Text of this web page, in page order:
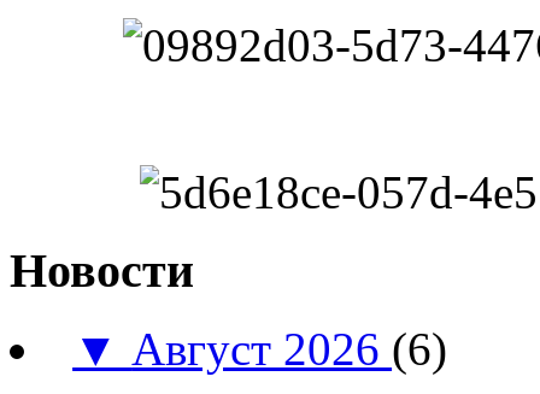
Новости
▼ Август 2026 (6)